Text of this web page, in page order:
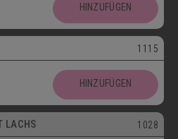
HINZUFÜGEN
1115
HINZUFÜGEN
ab 15.01.
LACHS 1028